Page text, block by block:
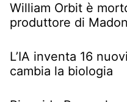
William Orbit è
produttore di
L’IA inventa 16
cambia la biologia